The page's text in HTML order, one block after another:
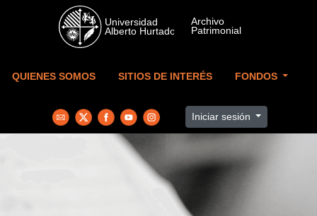
Skip to main content
QUIENES SOMOS SITIOS DE INTERÉS FONDOS
Iniciar sesión